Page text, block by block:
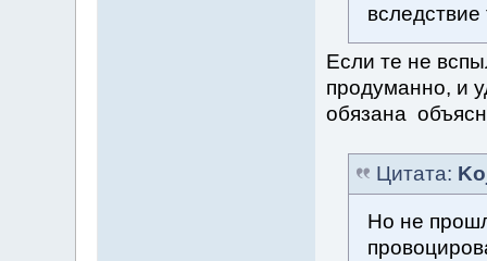
вследствие
Если те не
продуманно, и
обязана
Цитата:
Но не